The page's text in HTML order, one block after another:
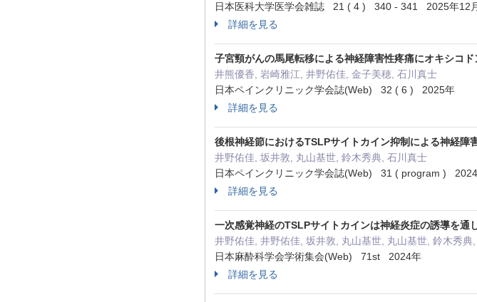
日本医科大学医学会雑誌 21 ( 4 ) 340 - 341 2025年12
詳細を見る
子宮頸がんの馬尾転移による神経障害性疼痛にオキシコ
井熊優香, 岩崎雅江, 井野佑佳, 金子美穂, 石川真士
日本ペインクリニック学会誌(Web) 32 ( 6 ) 2025年
詳細を見る
後根神経節におけるTSLPサイトカイン抑制による神経障
井野佑佳, 坂井敦, 丸山基世, 鈴木秀典, 石川真士
日本ペインクリニック学会誌(Web) 31 ( program )
詳細を見る
一次感覚神経のTSLPサイトカインは神経炎症の誘導を通
井野佑佳, 井野佑佳, 坂井敦, 丸山基世, 丸山基世, 鈴木秀典
日本麻酔科学会学術集会(Web) 71st 2024年
詳細を見る